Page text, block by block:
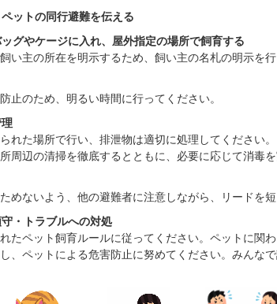
ットの同行避難を伝える
グやケージに入れ、屋外指定の場所で飼育する
い主の所在を明示するため、飼い主の名札の明示を行
止のため、明るい時間に行ってください。
れた場所で行い、排泄物は適切に処理してください。
周辺の清掃を徹底するとともに、必要に応じて消毒を
めないよう、他の避難者に注意しながら、リードを短
・トラブルへの対処
たペット飼育ルールに従ってください。ペットに関
、ペットによる危害防止に努めてください。みんな